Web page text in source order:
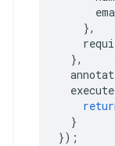
},
},
execute
}
});